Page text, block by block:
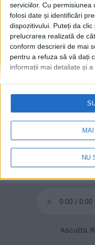
serviciilor. Cu permisiunea
folosi date și identificări
dispozitivului. Puteți da
prelucrarea realizată de
conform descrierii de mai
pentru a refuza să vă dați
informații mai detaliate și
retrageți consimțământul
și făcând clic pe butonul
paginii web.
NU
© 2020Radio TOP Suceava
Asculta